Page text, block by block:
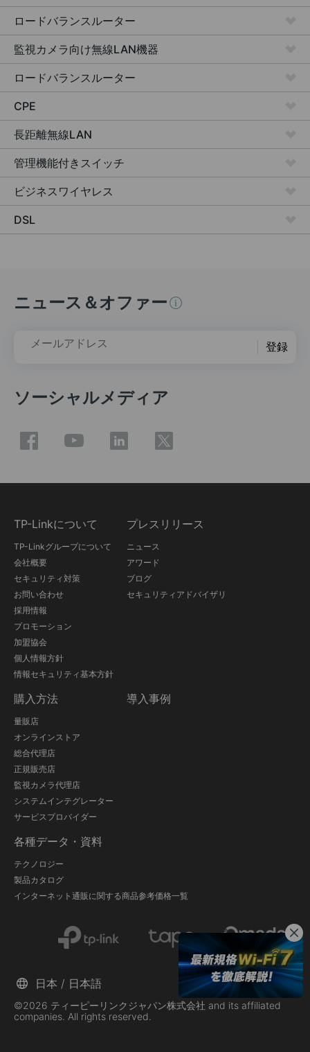
ロードバランスルーター
監視カメラ向け無線LAN機器
ロードバランスルーター
CPE
長距離無線LAN
管理機能付きスイッチ
ビジネスワイヤレス
DSL
ニュース＆オファー
メールアドレス 登録
ソーシャルメディア
TP-Linkについて
TP-Linkグループについて
会社概要
セキュリティ対策
お問い合わせ
採用情報
プロモーション
加盟協会
個人情報方針
情報セキュリティ基本方針
プレスリリース
ニュース
アワード
ブログ
セキュリティアドバイザリ
購入方法
量販店
オンラインストア
総合代理店
正規販売店
監視カメラ代理店
システムインテグレーター
サービスプロバイダー
導入事例
各種データ・資料
テクノロジー
製品カタログ
インターネット通販に関する商品参考価格一覧
©2026 ティーピーリンクジャパン株式会社 and its affiliated
companies. All rights reserved.
日本 / 日本語